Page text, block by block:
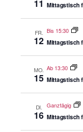
11 Mittagstisch
FR.
12
Bis 15:30
Mittagstisch
MO.
15
Ab 13:30
Mittagstisch
DI.
16
Ganztägig
Mittagstisch